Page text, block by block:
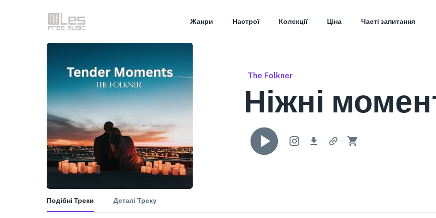
Жанри Настрої Колекції Ціна Часті запитання
The Folkner
Ніжні
Подібні Треки Деталі Треку